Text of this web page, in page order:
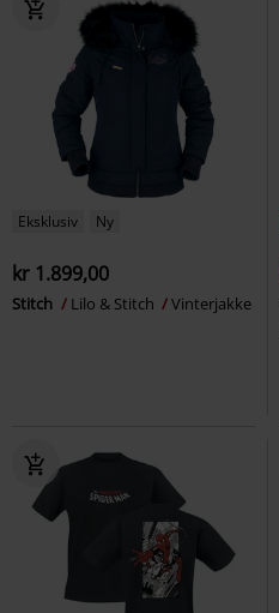
Eksklusiv Ny
kr 1.899,00
Stitch Lilo & Stitch Vinterjakke